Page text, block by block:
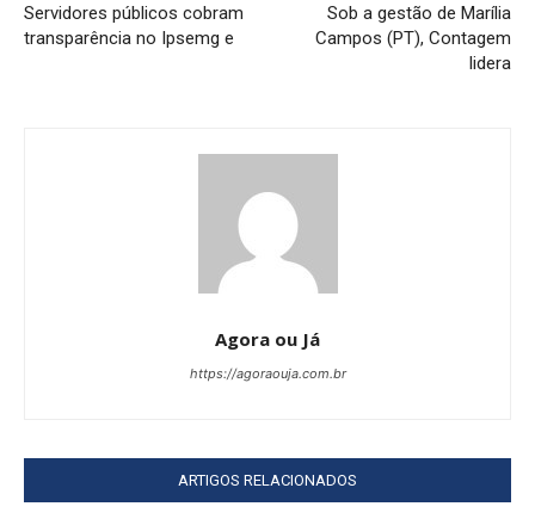
Servidores públicos cobram
transparência no Ipsemg e
Sob a gestão de Marília
Campos (PT), Contagem
lidera
Agora ou Já
https://agoraouja.com.br
ARTIGOS RELACIONADOS